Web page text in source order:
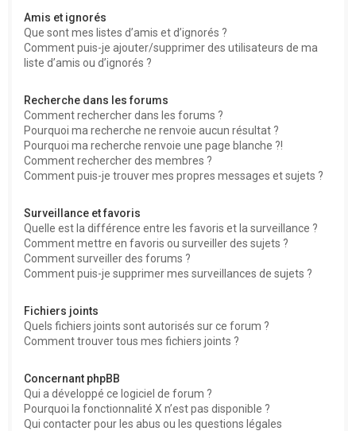
Amis et ignorés
Que sont mes listes d’amis et d’ignorés ?
Comment puis-je ajouter/supprimer des utilisateurs de ma
liste d’amis ou d’ignorés ?
Recherche dans les forums
Comment rechercher dans les forums ?
Pourquoi ma recherche ne renvoie aucun résultat ?
Pourquoi ma recherche renvoie une page blanche ?!
Comment rechercher des membres ?
Comment puis-je trouver mes propres messages et sujets ?
Surveillance et favoris
Quelle est la différence entre les favoris et la surveillance ?
Comment mettre en favoris ou surveiller des sujets ?
Comment surveiller des forums ?
Comment puis-je supprimer mes surveillances de sujets ?
Fichiers joints
Quels fichiers joints sont autorisés sur ce forum ?
Comment trouver tous mes fichiers joints ?
Concernant phpBB
Qui a développé ce logiciel de forum ?
Pourquoi la fonctionnalité X n’est pas disponible ?
Qui contacter pour les abus ou les questions légales